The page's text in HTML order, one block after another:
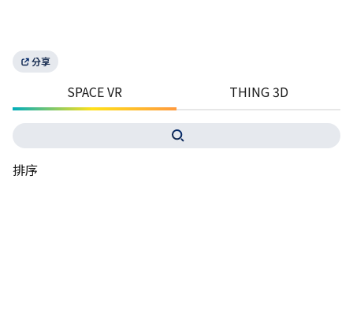
分享
SPACE VR THING 3D
排序